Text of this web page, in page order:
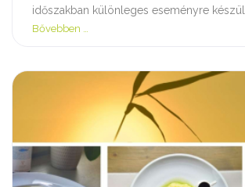
időszakban különleges eseményre készül…
Bővebben …